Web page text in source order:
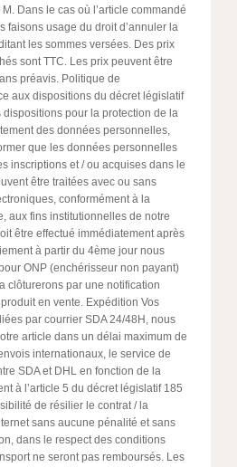
Dans le cas où l’article commandé
faisons usage du droit d’annuler la
les sommes versées. Des prix
sont TTC. Les prix peuvent être
préavis. Politique de
aux dispositions du décret législatif
pour la protection de la
des données personnelles,
que les données personnelles
inscriptions et / ou acquises dans le
être traitées avec ou sans
conformément à la
aux fins institutionnelles de notre
être effectué immédiatement après
à partir du 4ème jour nous
ONP (enchérisseur non payant)
clôturerons par une notification
en vente. Expédition Vos
par courrier SDA 24/48H, nous
article dans un délai maximum de
internationaux, le service de
SDA et DHL en fonction de la
à l’article 5 du décret législatif 185
de résilier le contrat / la
sans aucune pénalité et sans
dans le respect des conditions
ne seront pas remboursés. Les